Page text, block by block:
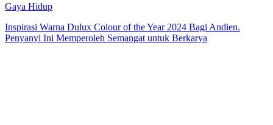
Gaya Hidup
Inspirasi Warna Dulux Colour of the Year 2024 Bagi Andien.
Penyanyi Ini Memperoleh Semangat untuk Berkarya